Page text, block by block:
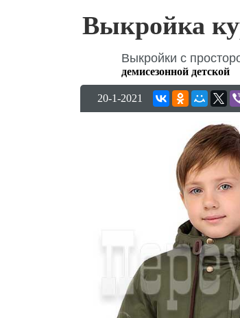
Выкройка
Выкройки с
демисезонной детской
20-1-2021